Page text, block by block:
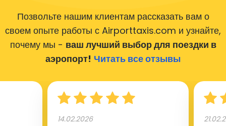
Позвольте нашим клиентам рассказать вам о
своем опыте работы с Airporttaxis.com и узнайте,
почему мы - ваш лучший выбор для поездки в
аэропорт! Читать все отзывы
14.02.2026